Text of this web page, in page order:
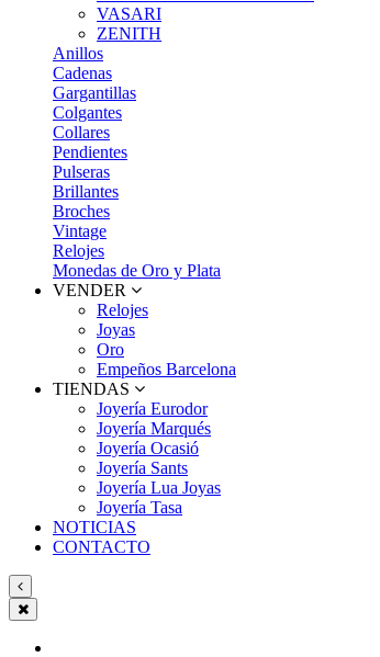
VASARI
ZENITH
Anillos
Cadenas
Gargantillas
Colgantes
Collares
Pendientes
Pulseras
Brillantes
Broches
Vintage
Relojes
Monedas de Oro y Plata
VENDER
Relojes
Joyas
Oro
Empeños Barcelona
TIENDAS
Joyería Eurodor
Joyería Marqués
Joyería Ocasió
Joyería Sants
Joyería Lua Joyas
Joyería Tasa
NOTICIAS
CONTACTO